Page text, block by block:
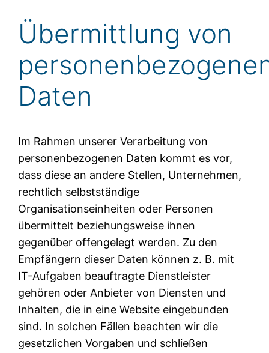
Übermittlung von
Daten
Im Rahmen unserer Verarbeitung von
personenbezogenen Daten kommt es vor,
dass diese an andere Stellen, Unternehmen,
rechtlich selbstständige
Organisationseinheiten oder Personen
übermittelt beziehungsweise ihnen
gegenüber offengelegt werden. Zu den
Empfängern dieser Daten können z. B. mit
IT-Aufgaben beauftragte Dienstleister
gehören oder Anbieter von Diensten und
Inhalten, die in eine Website eingebunden
sind. In solchen Fällen beachten wir die
gesetzlichen Vorgaben und schließen